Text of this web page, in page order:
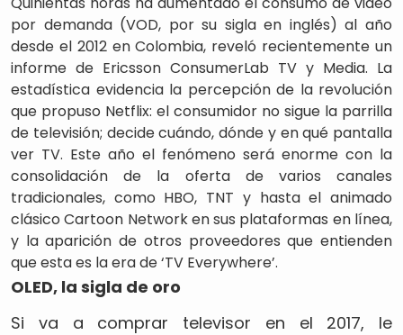
por demanda (VOD, por su sigla en inglés) al año
desde el 2012 en Colombia, reveló recientemente un
informe de Ericsson ConsumerLab TV y Media. La
estadística evidencia la percepción de la revolución
que propuso Netflix: el consumidor no sigue la parrilla
de televisión; decide cuándo, dónde y en qué pantalla
ver TV. Este año el fenómeno será enorme con la
consolidación de la oferta de varios canales
tradicionales, como HBO, TNT y hasta el animado
clásico Cartoon Network en sus plataformas en línea,
y la aparición de otros proveedores que entienden
que esta es la era de ‘TV Everywhere’.
OLED, la sigla de oro
Si va a comprar televisor en el 2017, le